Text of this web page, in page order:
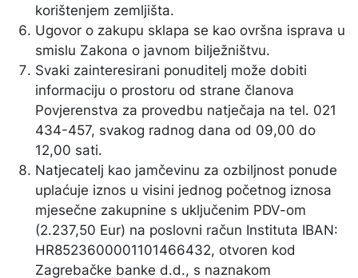
korištenjem zemljišta.
Ugovor o zakupu sklapa se kao ovršna isprava u
smislu Zakona o javnom bilježništvu.
Svaki zainteresirani ponuditelj može dobiti
informaciju o prostoru od strane članova
Povjerenstva za provedbu natječaja na tel. 021
434-457, svakog radnog dana od 09,00 do
12,00 sati.
Natjecatelj kao jamčevinu za ozbiljnost ponude
uplaćuje iznos u visini jednog početnog iznosa
mjesečne zakupnine s uključenim PDV-om
(2.237,50 Eur) na poslovni račun Instituta IBAN:
HR8523600001101466432, otvoren kod
Zagrebačke banke d.d., s naznakom